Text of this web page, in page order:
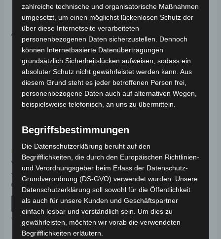
Ähnliche Produkte
Kostenloser Versand
VB2 ANZEIGE
Bewertet
mit
0
69,00
IN DEN WARENKORB
VB2
VB2 HINTERER
SCHALTHEBEL
Bewertet
0
von
5
29,00€ *
IN DEN WARENKORB
VB2
zahlreiche technische und organisatorische Maßnahmen
umgesetzt, um einen möglichst lückenlosen Schutz der
über diese Internetseite verarbeiteten
personenbezogenen Daten sicherzustellen. Dennoch
können Internetbasierte Datenübertragungen
grundsätzlich Sicherheitslücken aufweisen, sodass ein
absoluter Schutz nicht gewährleistet werden kann. Aus
diesem Grund steht es jeder betroffenen Person frei,
personenbezogene Daten auch auf alternativen Wegen,
beispielsweise telefonisch, an uns zu übermitteln.
Begriffsbestimmungen
Die Datenschutzerklärung beruht auf den
Begrifflichkeiten, die durch den Europäischen Richtlinien-
und Verordnungsgeber beim Erlass der Datenschutz-
Grundverordnung (DS-GVO) verwendet wurden. Unsere
Datenschutzerklärung soll sowohl für die Öffentlichkeit
als auch für unsere Kunden und Geschäftspartner
einfach lesbar und verständlich sein. Um dies zu
gewährleisten, möchten wir vorab die verwendeten
Begrifflichkeiten erläutern.